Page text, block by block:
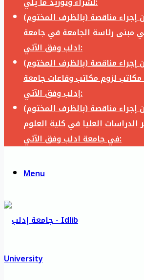
إجراء مناقصة (بالظرف المختوم)
مبنى رئاسة الجامعة في جامعة
ادلب وفق الآتي:
إجراء مناقصة (بالظرف المختوم)
مكاتب لزوم مكاتب وقاعات جامعة
إدلب وفق الآتي:
إجراء مناقصة (بالظرف المختوم)
الدراسات العليا في كلية العلوم
في جامعة ادلب وفق الآتي:
Menu